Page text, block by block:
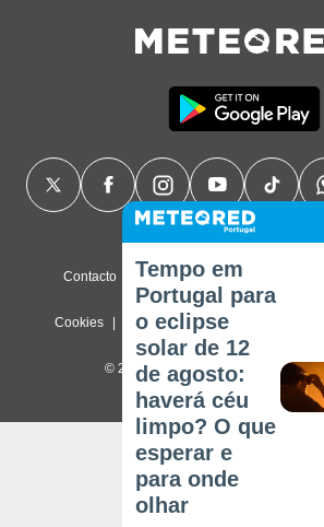
Contacto Sobre nós FAQ
Cookies Política de privacidade
© 2026 Meteored. Todos os direitos
Tempo em
Portugal para
o eclipse
solar de 12
de agosto:
haverá céu
limpo? O que
esperar e
para onde
olhar